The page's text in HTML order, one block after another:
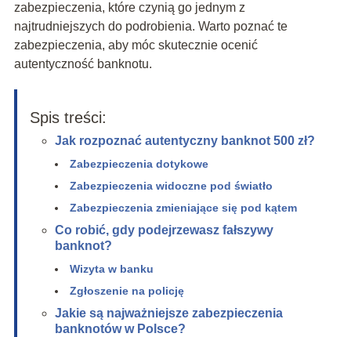
zabezpieczenia, które czynią go jednym z
najtrudniejszych do podrobienia. Warto poznać te
zabezpieczenia, aby móc skutecznie ocenić
autentyczność banknotu.
Spis treści:
Jak rozpoznać autentyczny banknot 500 zł?
Zabezpieczenia dotykowe
Zabezpieczenia widoczne pod światło
Zabezpieczenia zmieniające się pod kątem
Co robić, gdy podejrzewasz fałszywy
banknot?
Wizyta w banku
Zgłoszenie na policję
Jakie są najważniejsze zabezpieczenia
banknotów w Polsce?